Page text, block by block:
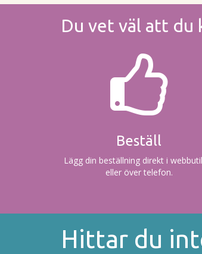
Du vet väl att du
Beställ
Lägg din beställning direkt i
eller över telefon.
Hittar du